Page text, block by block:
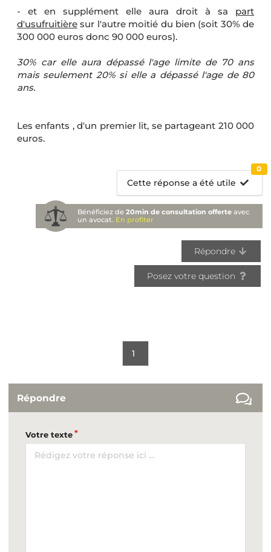
- et en supplément elle aura droit à sa part
d'usufruitière sur l'autre moitié du bien (soit 30% de
300 000 euros donc 90 000 euros).
30% car elle aura dépassé l'age limite de 70 ans
mais seulement 20% si elle a dépassé l'age de 80
ans.
Les enfants , d'un premier lit, se partageant 210 000
euros.
Cette réponse a été utile
0
Bénéficiez de20min de consultation offerte avec
un avocat. En profiter
Répondre
Posez votre question
1
Répondre
Votre texte